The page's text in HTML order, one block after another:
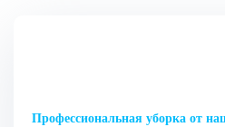
Профессиональная уборка от